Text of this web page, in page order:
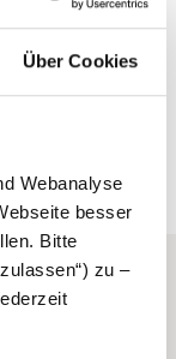
Über Cookies
Webanalyse
besser
Bitte
zu –